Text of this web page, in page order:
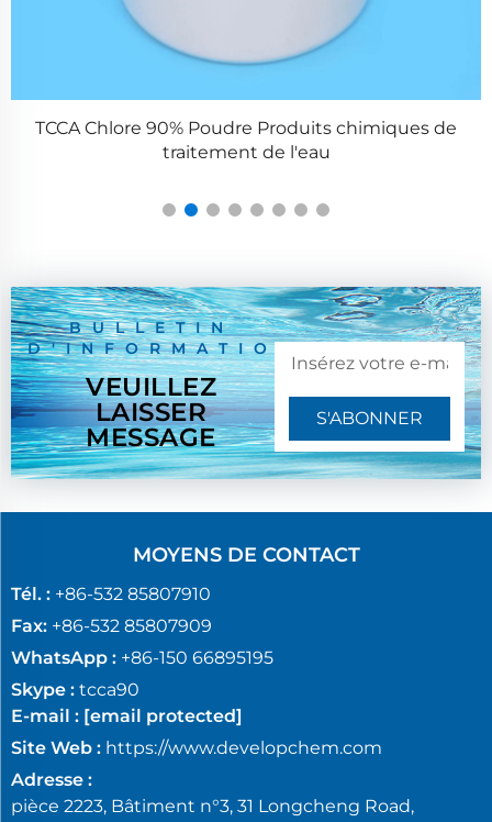
TCCA Chlore 90% Poudre Produits chimiques de
traitement de l'eau
BULLETIN
D'INFORMATION
VEUILLEZ
LAISSER
MESSAGE
S'ABONNER
MOYENS DE CONTACT
Tél. : +86-532 85807910
Fax: +86-532 85807909
WhatsApp : +86-150 66895195
Skype : tcca90
E-mail : [email protected]
Site Web : https://www.developchem.com
Adresse :
pièce 2223, Bâtiment n°3, 31 Longcheng Road,